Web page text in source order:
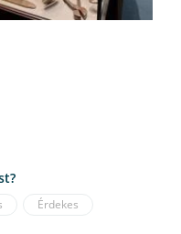
Érdekes